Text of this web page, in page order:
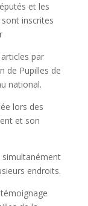
et les
sont inscrites
par
de Pupilles de
national.
lors des
et son
endroits.